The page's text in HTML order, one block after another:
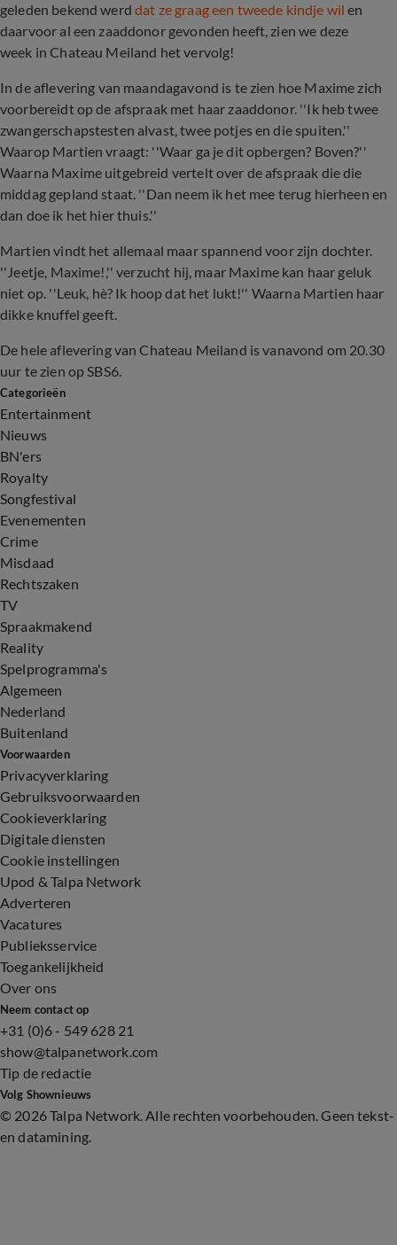
geleden bekend werddat ze graag een tweede kindje wil en
daarvoor al een zaaddonor gevonden heeft, zien we deze
week in Chateau Meiland het vervolg!
In de aflevering van maandagavond is te zien hoe Maxime zich
voorbereidt op de afspraak met haar zaaddonor. ''Ik heb twee
zwangerschapstesten alvast, twee potjes en die spuiten.''
Waarop Martien vraagt: ''Waar ga je dit opbergen? Boven?''
Waarna Maxime uitgebreid vertelt over de afspraak die die
middag gepland staat. ''Dan neem ik het mee terug hierheen en
dan doe ik het hier thuis.''
Martien vindt het allemaal maar spannend voor zijn dochter.
''Jeetje, Maxime!,'' verzucht hij, maar Maxime kan haar geluk
niet op. ''Leuk, hè? Ik hoop dat het lukt!'' Waarna Martien haar
dikke knuffel geeft.
De hele aflevering van Chateau Meiland is vanavond om 20.30
uur te zien op SBS6.
Categorieën
Entertainment
Nieuws
BN'ers
Royalty
Songfestival
Evenementen
Crime
Misdaad
Rechtszaken
TV
Spraakmakend
Reality
Spelprogramma's
Algemeen
Nederland
Buitenland
Voorwaarden
Privacyverklaring
Gebruiksvoorwaarden
Cookieverklaring
Digitale diensten
Cookie instellingen
Upod & Talpa Network
Adverteren
Vacatures
Publieksservice
Toegankelijkheid
Over ons
Neem contact op
+31 (0)6 - 549 628 21
show@talpanetwork.com
Tip de redactie
Volg Shownieuws
© 2026 Talpa Network. Alle rechten voorbehouden. Geen tekst-
en datamining.